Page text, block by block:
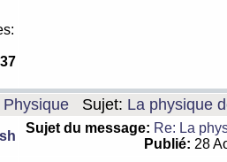
Physique Sujet: La physique
Sujet du message: Re: La
Publié: 28